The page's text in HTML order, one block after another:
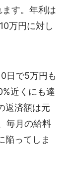
す。年利は
万円に対し
日で5万円も
近くにも達
返済額は元
毎月の給料
陥ってしま